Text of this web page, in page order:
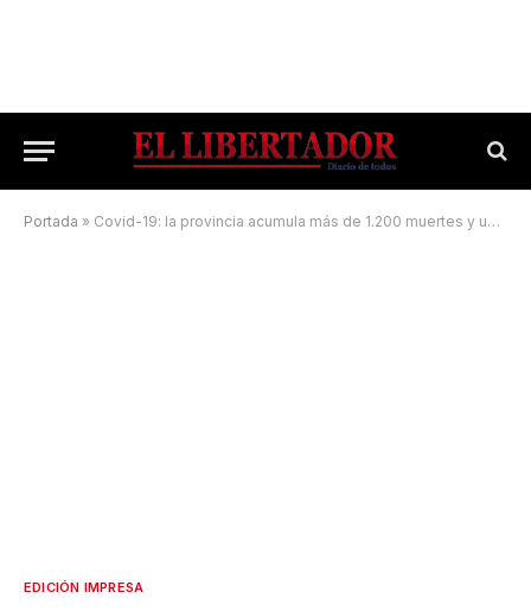
Portada » Covid-19: la provincia acumula más de 1.200 muertes y un millón de testeos
EDICIÓN IMPRESA